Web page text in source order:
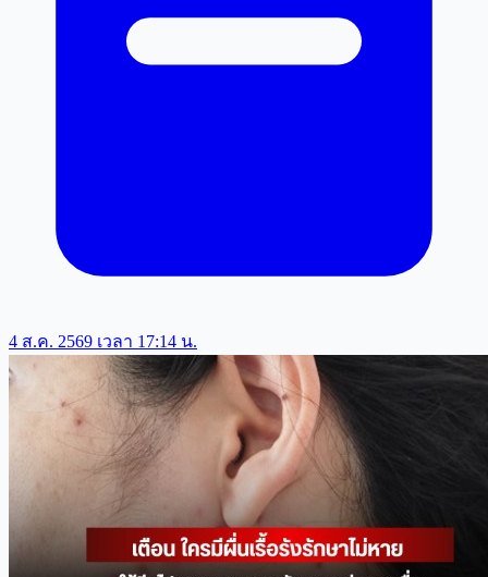
4 ส.ค. 2569 เวลา 17:14 น.